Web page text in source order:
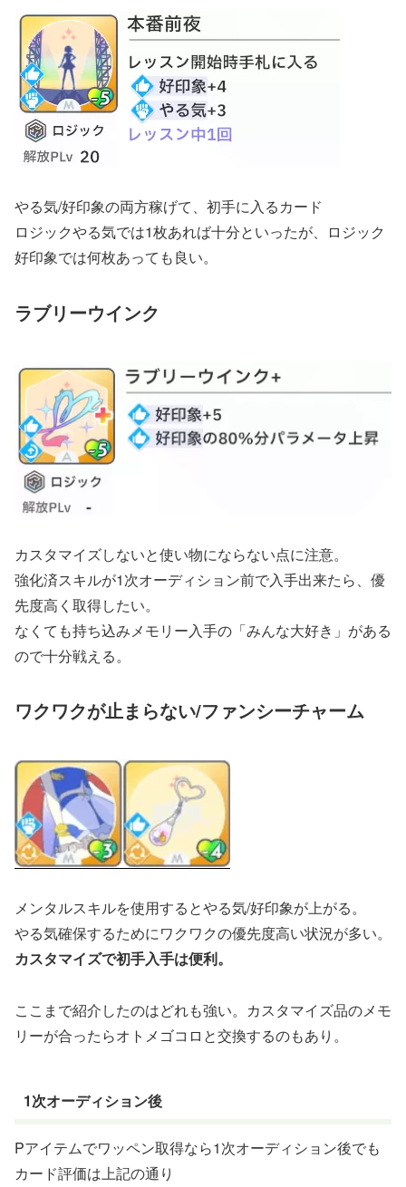
やる気/好印象の両方稼げて、初手に入るカード
ロジックやる気では1枚あれば十分といったが、ロジック
好印象では何枚あっても良い。
ラブリーウインク
カスタマイズしないと使い物にならない点に注意。
強化済スキルが1次オーディション前で入手出来たら、優
先度高く取得したい。
なくても持ち込みメモリー入手の「みんな大好き」がある
ので十分戦える。
ワクワクが止まらない/ファンシーチャーム
メンタルスキルを使用するとやる気/好印象が上がる。
やる気確保するためにワクワクの優先度高い状況が多い。
カスタマイズで初手入手は便利。
ここまで紹介したのはどれも強い。カスタマイズ品のメモ
リーが合ったらオトメゴコロと交換するのもあり。
1次オーディション後
Pアイテムでワッペン取得なら1次オーディション後でも
カード評価は上記の通り